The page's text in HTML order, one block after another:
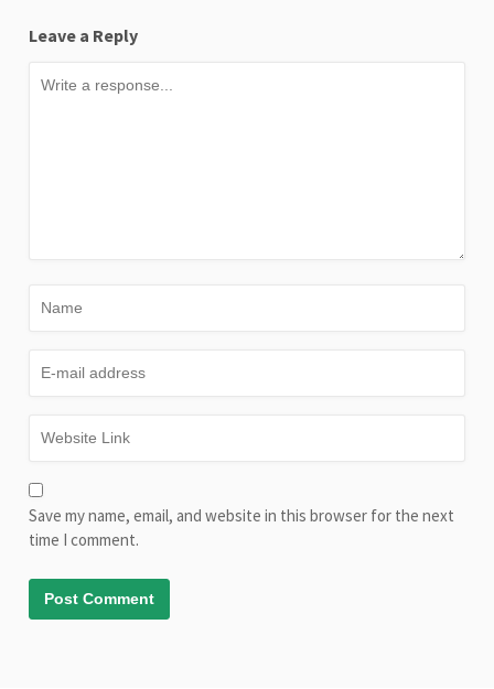
Leave a Reply
Save my name, email, and website in this browser for the next
time I comment.